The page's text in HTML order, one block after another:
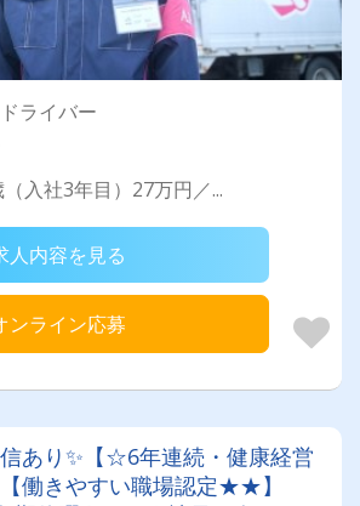
ライバー
入社3年目）27万円／...
人内容を見る
ンライン応募
あり✨【☆6年連続・健康経営
働きやすい職場認定★★】